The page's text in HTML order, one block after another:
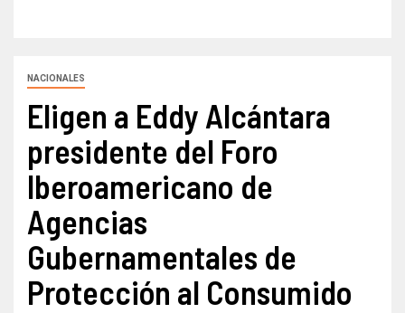
NACIONALES
Eligen a Eddy Alcántara
presidente del Foro
Iberoamericano de
Agencias
Gubernamentales de
Protección al Consumido